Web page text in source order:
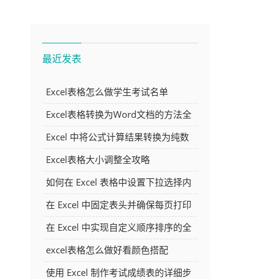
最近发表
Excel表格怎么做学生考试名单
Excel表格转换为Word文档的方法全
解析
Excel 中将公式计算结果转换为纯数
字的多种方法
Excel表格大小调整全攻略
如何在 Excel 表格中设置下拉选择内
容
在 Excel 中固定表头并确保每页打印
时都显示表头的方法详解
在 Excel 中实现自定义顺序排序的全
面指南
excel表格怎么做好看颜色搭配
使用 Excel 制作考试成绩表的详细步